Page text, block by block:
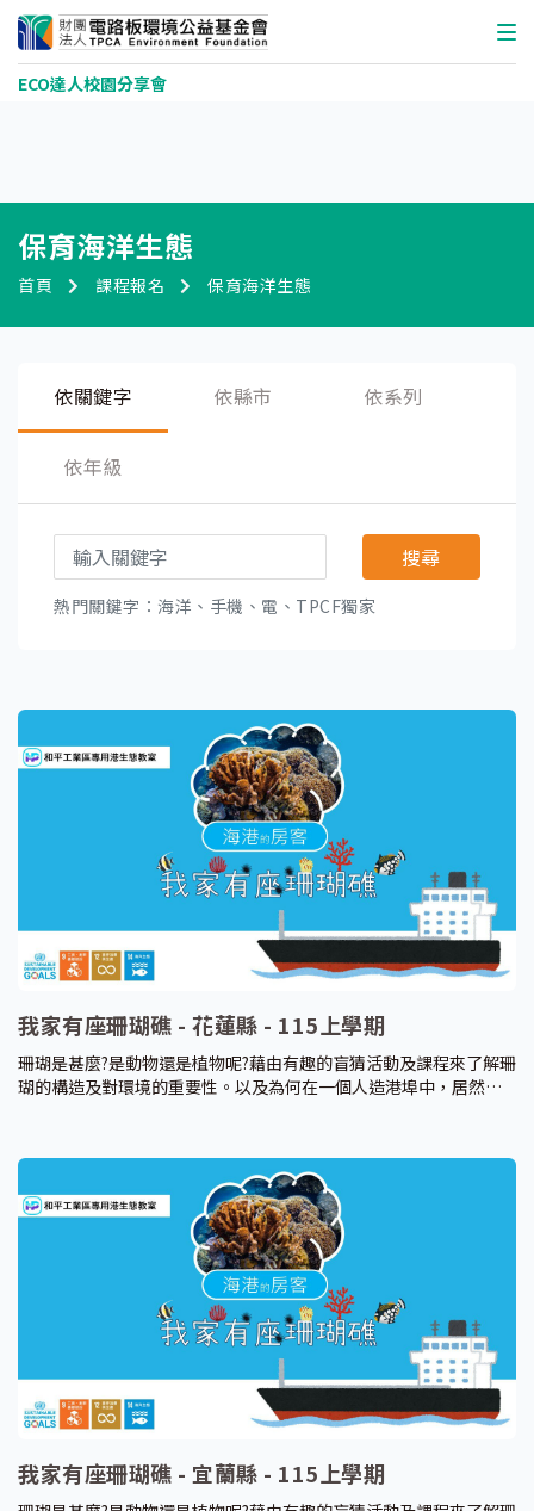
ECO達人校園分享會
保育海洋生態
首頁 課程報名 保育海洋生態
依關鍵字 依縣市 依系列
依年級
搜尋
熱門關鍵字：海洋、手機、電、TPCF獨家
我家有座珊瑚礁 - 花蓮縣 - 115上學期
珊瑚是甚麼?是動物還是植物呢?藉由有趣的盲猜活動及課程來了解珊
瑚的構造及對環境的重要性。以及為何在一個人造港埠中，居然有
生態系的保護。
我家有座珊瑚礁 - 宜蘭縣 - 115上學期